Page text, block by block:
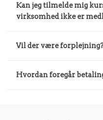
Kan jeg tilmelde mig
virksomhed ikke er
Vil der være
Hvordan foregår